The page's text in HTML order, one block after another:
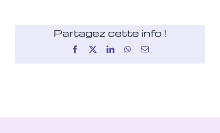
Partagez cette info !
Facebook LinkedInWhatsApp
Email